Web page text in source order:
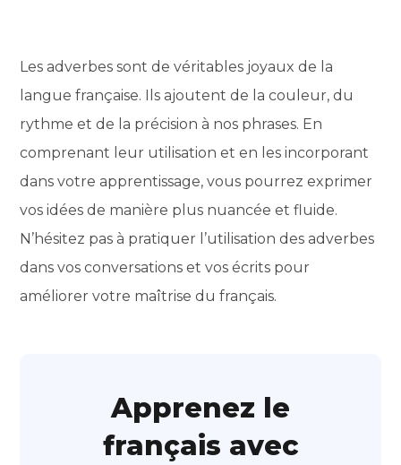
Les adverbes sont de véritables joyaux de la
langue française. Ils ajoutent de la couleur, du
rythme et de la précision à nos phrases. En
comprenant leur utilisation et en les incorporant
dans votre apprentissage, vous pourrez exprimer
vos idées de manière plus nuancée et fluide.
N’hésitez pas à pratiquer l’utilisation des adverbes
dans vos conversations et vos écrits pour
améliorer votre maîtrise du français.
Apprenez le
français avec